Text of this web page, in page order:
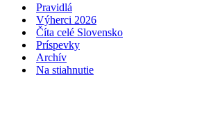
navigáciePravidlá
Výherci 2026
Číta celé Slovensko
Príspevky
Archív
Na stiahnutie